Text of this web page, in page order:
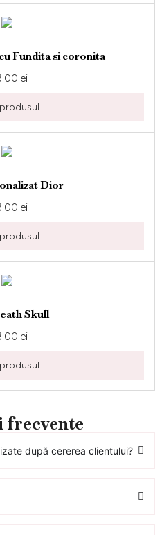
Fundita si coronita
lei
Dior
lei
Skull
lei
după cererea clientului?